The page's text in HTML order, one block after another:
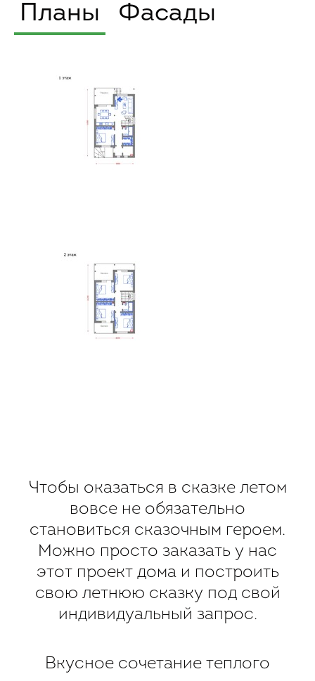
Планы Фасады
Чтобы оказаться в сказке летом
вовсе не обязательно
становиться сказочным героем.
Можно просто заказать у нас
этот проект дома и построить
свою летнюю сказку под свой
индивидуальный запрос.
Вкусное сочетание теплого